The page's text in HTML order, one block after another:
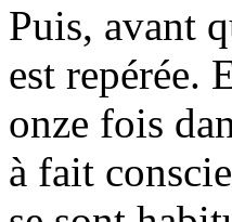
Puis, avant
est repérée.
onze fois
à fait